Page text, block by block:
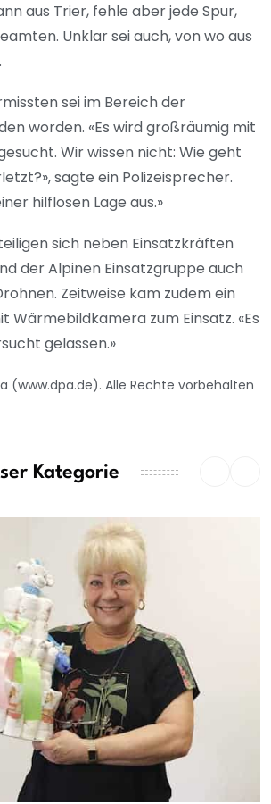
aus Trier, fehle aber jede Spur,
Unklar sei auch, von wo aus
sei im Bereich der
worden. «Es wird großräumig mit
Wir wissen nicht: Wie geht
sagte ein Polizeisprecher.
hilflosen Lage aus.»
sich neben Einsatzkräften
der Alpinen Einsatzgruppe auch
Zeitweise kam zudem ein
Wärmebildkamera zum Einsatz. «Es
gelassen.»
(www.dpa.de). Alle Rechte vorbehalten
Kategorie